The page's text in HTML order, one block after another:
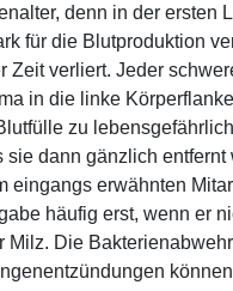
denn in der ersten
für die Blutproduktion
Zeit verliert. Jeder
in die linke
zu
sie dann gänzlich entfernt
eingangs erwähnten
häufig erst, wenn er
Milz. Die